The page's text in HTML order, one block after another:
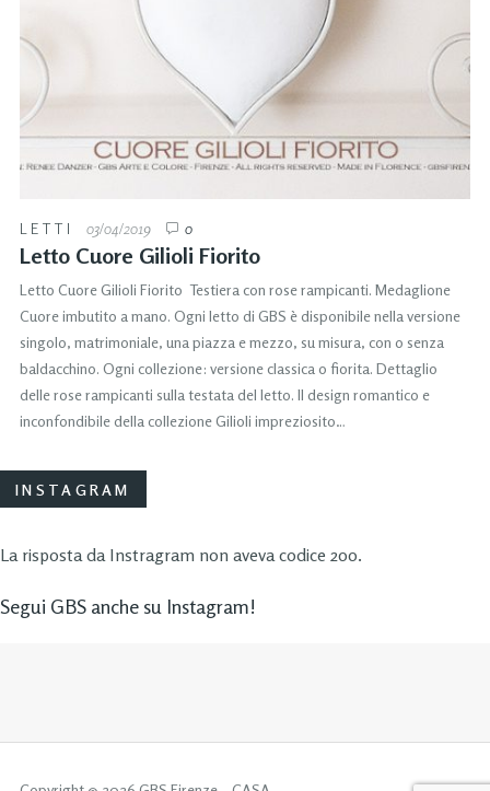
LETTI 03/04/2019 0
Letto Cuore Gilioli Fiorito
Letto Cuore Gilioli Fiorito Testiera con rose rampicanti. Medaglione
Cuore imbutito a mano. Ogni letto di GBS è disponibile nella versione
singolo, matrimoniale, una piazza e mezzo, su misura, con o senza
baldacchino. Ogni collezione: versione classica o fiorita. Dettaglio
delle rose rampicanti sulla testata del letto. Il design romantico e
inconfondibile della collezione Gilioli impreziosito…
INSTAGRAM
La risposta da Instragram non aveva codice 200.
Segui GBS anche su Instagram!